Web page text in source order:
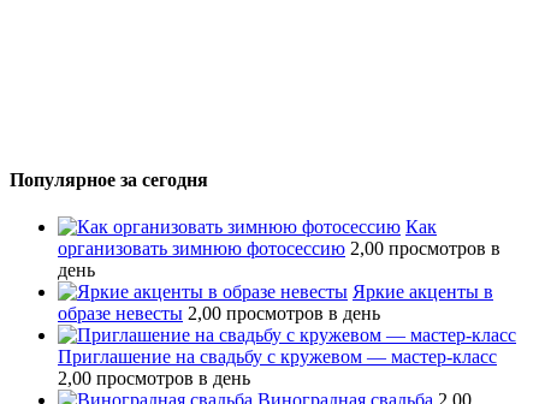
Популярное за сегодня
Как
организовать зимнюю фотосессию 2,00 просмотров в
день
Яркие акценты в
образе невесты 2,00 просмотров в день
Приглашение на свадьбу с кружевом — мастер-класс
2,00 просмотров в день